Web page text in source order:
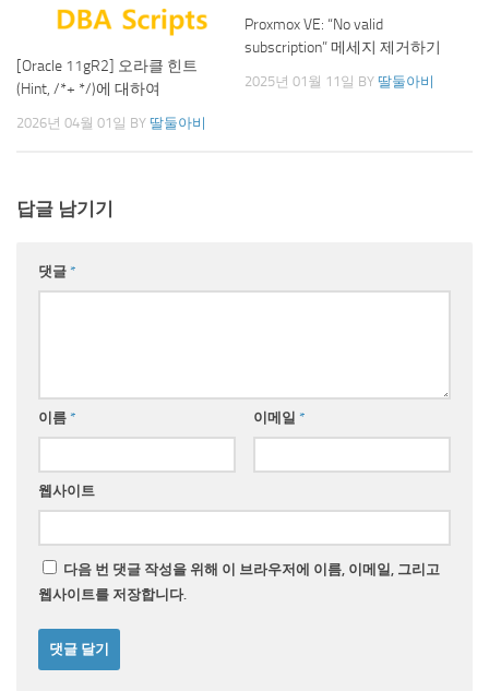
[Oracle 11gR2] 오라클 힌트
(Hint, /*+ */)에 대하여
2026년 04월 01일 BY 딸둘아비
Proxmox VE: “No valid
subscription” 메세지 제거하기
2025년 01월 11일 BY 딸둘아비
답글 남기기
댓글 *
이름 * 이메일 *
웹사이트
다음 번 댓글 작성을 위해 이 브라우저에 이름, 이메일, 그리고
웹사이트를 저장합니다.